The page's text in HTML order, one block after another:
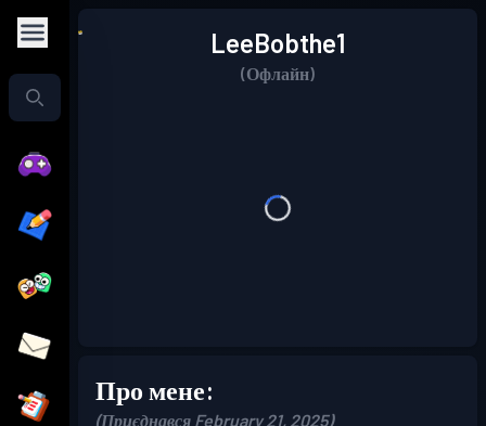
LeeBobthe1
(Офлайн)
Про мене:
(Приєднався February 21, 2025)